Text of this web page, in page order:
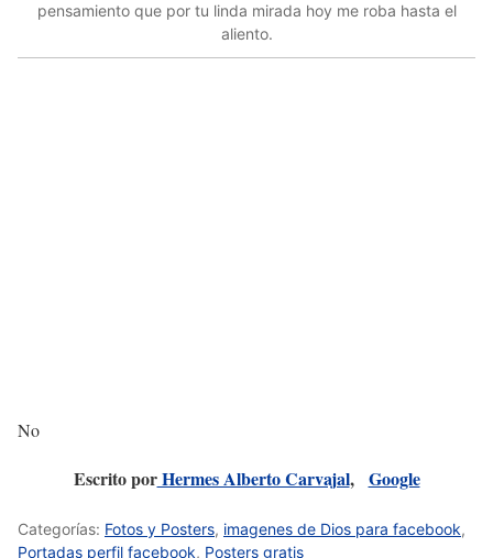
pensamiento que por tu linda mirada hoy me roba hasta el
aliento.
No
Escrito porHermes Alberto Carvajal, Google
Categorías: Fotos y Posters, imagenes de Dios para facebook,
Portadas perfil facebook, Posters gratis